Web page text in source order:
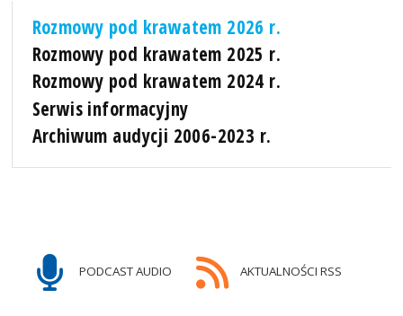
Rozmowy pod krawatem 2026 r.
Rozmowy pod krawatem 2025 r.
Rozmowy pod krawatem 2024 r.
Serwis informacyjny
Archiwum audycji 2006-2023 r.
PODCAST AUDIO AKTUALNOŚCI RSS